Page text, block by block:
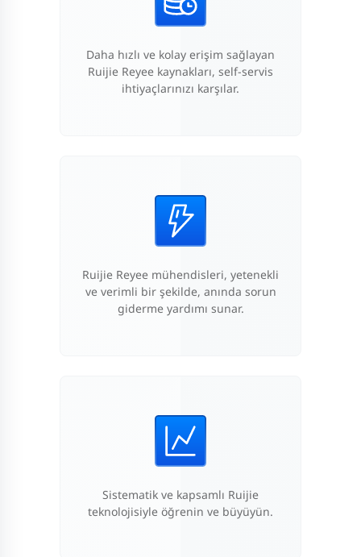
Daha hızlı ve kolay erişim sağlayan
Ruijie Reyee kaynakları, self-servis
ihtiyaçlarınızı karşılar.
Ruijie Reyee mühendisleri, yetenekli
ve verimli bir şekilde, anında sorun
giderme yardımı sunar.
Sistematik ve kapsamlı Ruijie
teknolojisiyle öğrenin ve büyüyün.